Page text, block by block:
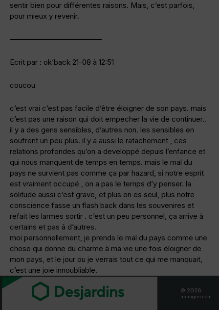
sentir bien pour différentes raisons. Mais, c’est parfois,
pour mieux y revenir.
————————————–
Ecrit par : ok’back 21-08 à 12:51
coucou
c’est vrai c’est pas facile d’être éloigner de son pays. mais
c’est pas une raison qui doit empecher la vie de continuer..
il y a des gens sensibles, d’autres non. les sensibles en
soufrent un peu plus. il y a aussi le ratachement , ces
relations profondes qu’on a developpé depuis l’enfance et
qui nous manquent de temps en temps. mais le mal du
pays ne survient pas comme ça par hazard, si notre esprit
est vraiment occupé , on a pas le temps d’y penser. la
solitude aussi c’est grave, et plus on es seul, plus notre
conscience fasse un flash back dans les souvenires et
refait les larmes sortir . c’est un peu personnel, ça arrive à
certains et pas à d’autres.
moi personnellement, je prends le mal du pays comme une
chose qui donne du charme à ma vie une fois éloigner de
mon pays, et le jour ou je verrais tout ce qui me manquait,
c’est une joie innoubliable.
————————————– © 2026
immigrer.com